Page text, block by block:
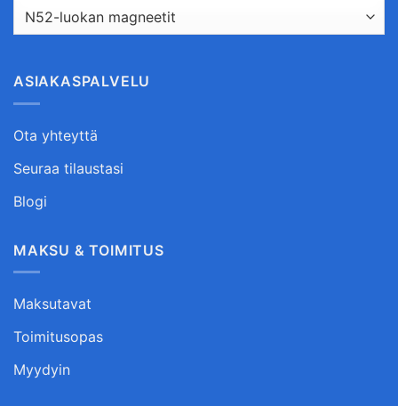
ASIAKASPALVELU
Ota yhteyttä
Seuraa tilaustasi
Blogi
MAKSU & TOIMITUS
Maksutavat
Toimitusopas
Myydyin